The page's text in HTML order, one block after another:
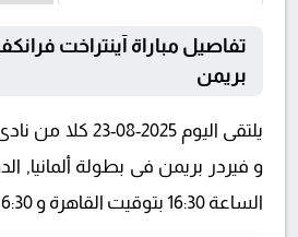
تفاصيل مباراة آينتراخت
بريمن
يلتقى اليوم 2025-
و فيردر بريمن فى بطولة ألمانيا,
الساعة 16:30 بتوقيت القاهرة و 16:30.